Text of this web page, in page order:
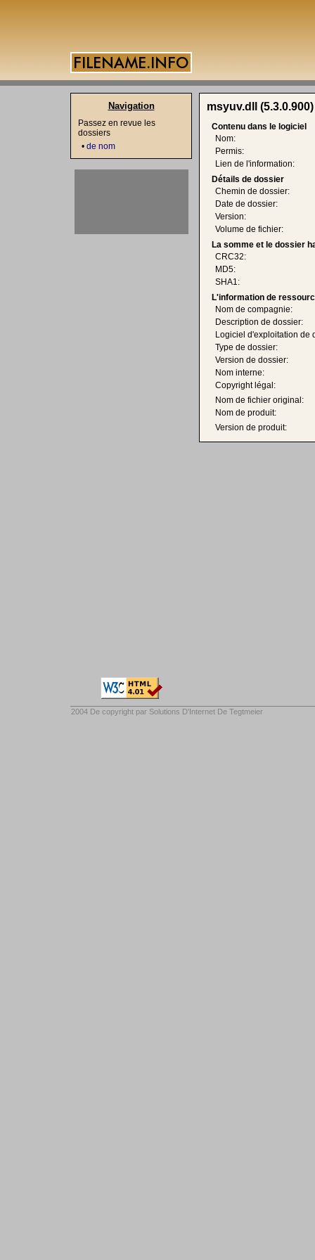
msyuv.dll (5.3.0.900)
Contenu dans le logiciel
Nom:
Permis:
Lien de l'information:
Détails de dossier
Chemin de dossier:
Date de dossier:
Version:
Volume de fichier:
La somme et le dossier
CRC32:
MD5:
SHA1:
L'information de
Nom de compagnie:
Description de dossier:
Logiciel d'exploitation de
Type de dossier:
Version de dossier:
Nom interne:
Copyright légal:
Nom de fichier original:
Nom de produit:
Version de produit:
Navigation
Passez en revue les
dossiers
• de nom
2004 De copyright par Solutions D'Internet De Tegtmeier